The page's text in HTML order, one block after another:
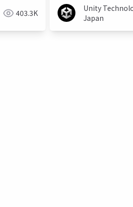
403.3K
Unity
Japan